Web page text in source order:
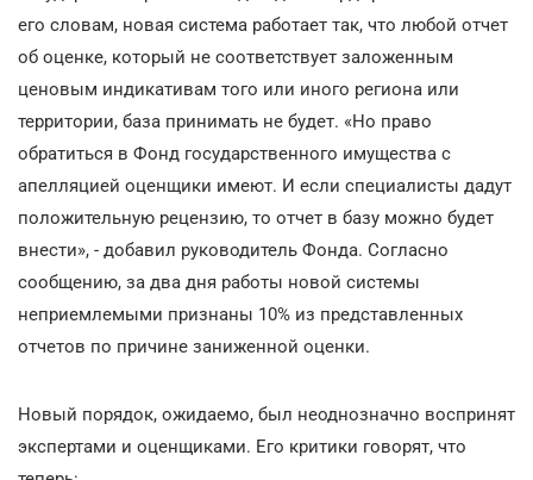
его словам, новая система работает так, что любой отчет
об оценке, который не соответствует заложенным
ценовым индикативам того или иного региона или
территории, база принимать не будет. «Но право
обратиться в Фонд государственного имущества с
апелляцией оценщики имеют. И если специалисты дадут
положительную рецензию, то отчет в базу можно будет
внести», - добавил руководитель Фонда. Согласно
сообщению, за два дня работы новой системы
неприемлемыми признаны 10% из представленных
отчетов по причине заниженной оценки.
Новый порядок, ожидаемо, был неоднозначно воспринят
экспертами и оценщиками. Его критики говорят, что